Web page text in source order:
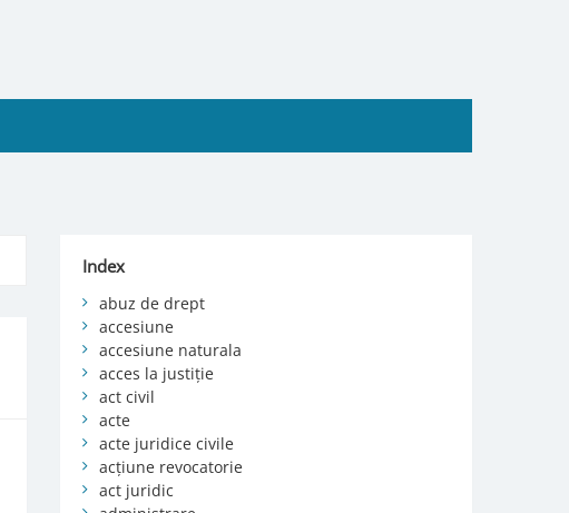
Index
abuz de drept
accesiune
accesiune naturala
acces la justiție
act civil
acte
acte juridice civile
acțiune revocatorie
act juridic